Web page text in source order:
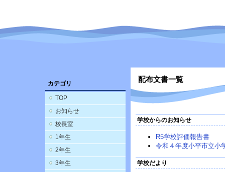
カテゴリ
TOP
お知らせ
校長室
1年生
2年生
3年生
配布文書一覧
学校からのお知らせ
R5学校評価報告書
令和４年度小平市立小
学校だより